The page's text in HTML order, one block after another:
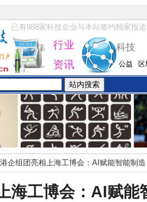
已有888家科技企业与本站签约独家报
行业
资讯
科技
公益
港企组团亮相上海工博会：AI赋能智能制
海工博会：AI赋能